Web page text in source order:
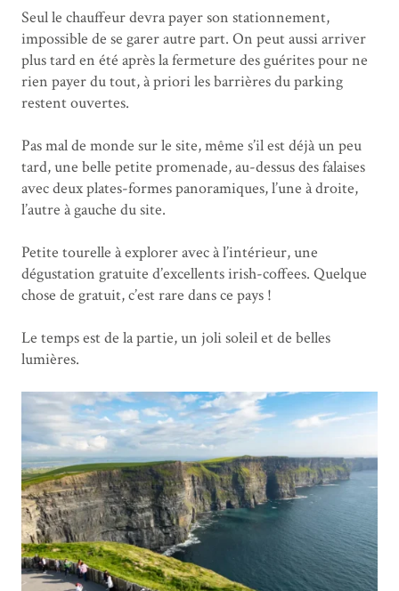
Seul le chauffeur devra payer son stationnement,
impossible de se garer autre part. On peut aussi arriver
plus tard en été après la fermeture des guérites pour ne
rien payer du tout, à priori les barrières du parking
restent ouvertes.
Pas mal de monde sur le site, même s’il est déjà un peu
tard, une belle petite promenade, au-dessus des falaises
avec deux plates-formes panoramiques, l’une à droite,
l’autre à gauche du site.
Petite tourelle à explorer avec à l’intérieur, une
dégustation gratuite d’excellents irish-coffees. Quelque
chose de gratuit, c’est rare dans ce pays !
Le temps est de la partie, un joli soleil et de belles
lumières.